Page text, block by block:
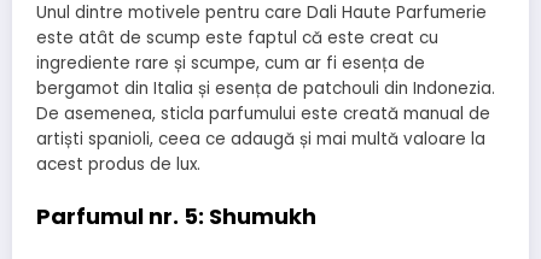
Unul dintre motivele pentru care Dali Haute Parfumerie
este atât de scump este faptul că este creat cu
ingrediente rare și scumpe, cum ar fi esența de
bergamot din Italia și esența de patchouli din Indonezia.
De asemenea, sticla parfumului este creată manual de
artiști spanioli, ceea ce adaugă și mai multă valoare la
acest produs de lux.
Parfumul nr. 5: Shumukh